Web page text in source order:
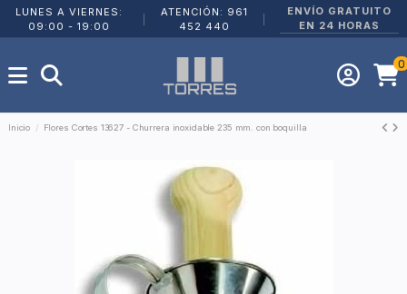
LUNES A VIERNES:
09:00 - 19:00
ATENCIÓN: 961
452 440
ENVÍO GRATUITO
EN 24 HORAS
0
Inicio Flores Cortes 13627 - Churrera inoxidable 235 mm. con boquilla